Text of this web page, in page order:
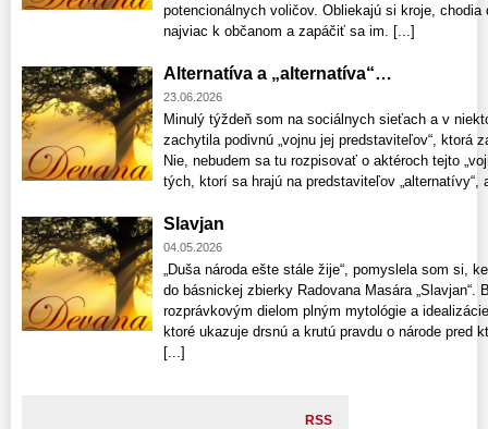
potencionálnych voličov. Obliekajú si kroje,
najviac k občanom a zapáčiť sa im. [...]
Alternatíva a „alternatíva“…
23.06.2026
Minulý týždeň som na sociálnych sieťach a v
zachytila podivnú „vojnu jej predstaviteľov“, ktorá
Nie, nebudem sa tu rozpisovať o aktéroch tejto
tých, ktorí sa hrajú na predstaviteľov „alternatívy“,
Slavjan
04.05.2026
„Duša národa ešte stále žije“, pomyslela som si,
do básnickej zbierky Radovana Masára „Slavjan“.
rozprávkovým dielom plným mytológie a
ktoré ukazuje drsnú a krutú pravdu o národe pred
[...]
RSS